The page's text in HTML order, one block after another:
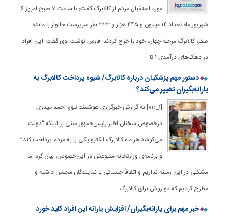
مورد استقبال مردم از کالابرگ گفت: تا ساعت ۷ صبح امروز ۶
شهریور ماه تعداد ۱۴ میلیون و ۴۴۵ هزار و ۳۲۳ نفر سرپرست خانوار با مانده
صفر، کالابرگ مرحله چهارم خود را خرج کردند. فارس نوشت: وی گفت: این افراد
در دهک‌های درآمدی ۱ تا
دستور مهم پزشکیان درباره کالابرگ/ شیوه پرداخت کالابرگ به
یارانه‌بگیران تغییر می‌کند؟
[ad_1] به گزارش خبرگزاری هوشمند نیوز، احمد میدری
درخصوص سخنان اخیر رئیس‌جمهور مبنی بر اینکه “دولت
می‌کوشد هر ماه کالابرگ الکترونیکی را به مردم پرداخت کند”
و برنامه‌ی وزارتخانه متبوعش در این‌خصوص، بیان کرد: ما
مشکلی در این زمینه نداریم و اتفاقاً جلساتی با نمایندگان مجلس داشته و
مطرح کردیم که دو روش برای کالابرگ
خبر مهم برای یارانه‌بگیران/ افزایش یارانه این افراد کلید خورد